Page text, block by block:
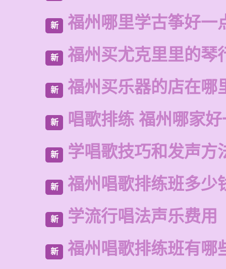
新 福州哪里学古筝好一
新 福州买尤克里里的琴
新 福州买乐器的店在哪
新 唱歌排练 福州哪家
新 学唱歌技巧和发声方
新 福州唱歌排练班多少
新 学流行唱法声乐费用
新 福州唱歌排练班有哪